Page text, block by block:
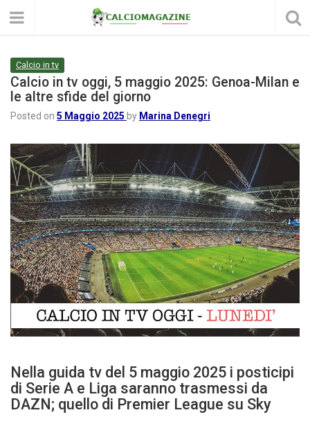
Calcio in tv
Calcio in tv oggi, 5 maggio 2025: Genoa-Milan e
le altre sfide del giorno
Posted on 5 Maggio 2025 by Marina Denegri
Nella guida tv del 5 maggio 2025 i posticipi
di Serie A e Liga saranno trasmessi da
DAZN; quello di Premier League su Sky